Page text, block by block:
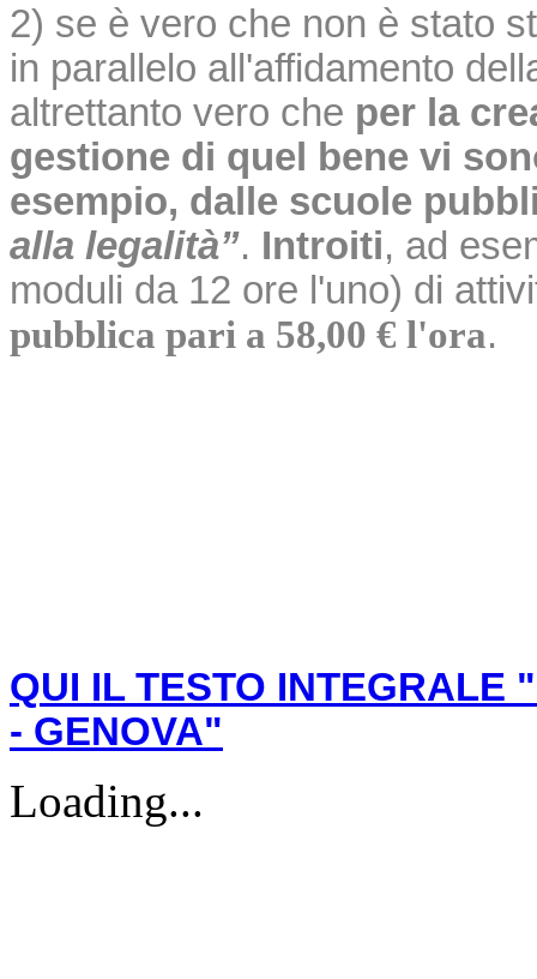
2) se è vero che non è stato
in parallelo all'affidamento
altrettanto vero che per la
gestione di quel bene vi
esempio, dalle scuole
alla legalità”. Introiti, ad
moduli da 12 ore l'uno) di
pubblica pari a 58,00 € l'ora.
QUI IL TESTO INTEGRALE
- GENOVA"
Loading...